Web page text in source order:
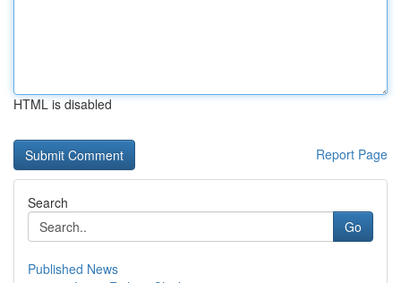
HTML is disabled
Report Page
Search
Go
Published News